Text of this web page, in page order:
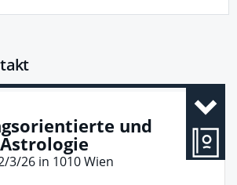
und
3/26 in 1010Wien